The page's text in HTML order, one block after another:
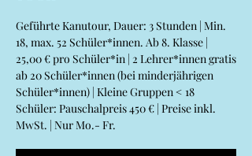
Geführte Kanutour, Dauer: 3 Stunden | Min.
18, max. 52 Schüler*innen. Ab 8. Klasse |
25,00 € pro Schüler*in | 2 Lehrer*innen gratis
ab 20 Schüler*innen (bei minderjährigen
Schüler*innen) | Kleine Gruppen < 18
Schüler: Pauschalpreis 450 € | Preise inkl.
MwSt. | Nur Mo.- Fr.